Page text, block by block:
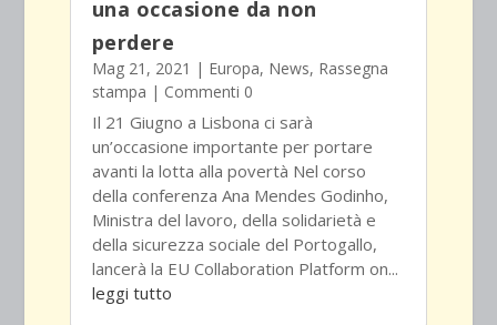
una occasione da non
perdere
Mag 21, 2021 | Europa, News, Rassegna
stampa | Commenti 0
Il 21 Giugno a Lisbona ci sarà
un’occasione importante per portare
avanti la lotta alla povertà Nel corso
della conferenza Ana Mendes Godinho,
Ministra del lavoro, della solidarietà e
della sicurezza sociale del Portogallo,
lancerà la EU Collaboration Platform on...
leggi tutto